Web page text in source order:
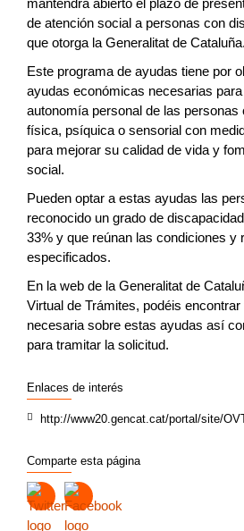
mantendrá abierto el plazo de
de atención social a personas con
que otorga la Generalitat de Cataluña.
Este programa de ayudas tiene por
ayudas económicas necesarias
autonomía personal de las personas
física, psíquica o sensorial con
para mejorar su calidad de vida y
social.
Pueden optar a estas ayudas las
reconocido un grado de
33% y que reúnan las condiciones y
especificados.
En la web de la Generalitat de
Virtual de Trámites, podéis
necesaria sobre estas ayudas así
para tramitar la solicitud.
Enlaces de interés
http://www20.gencat.cat/portal/site/
Comparte esta página